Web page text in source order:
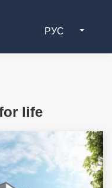
РУС
life